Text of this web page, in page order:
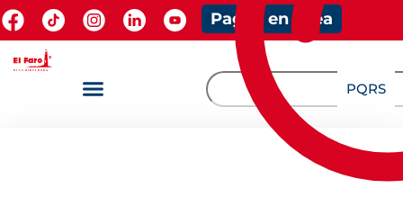
Pagos en línea
PQRS